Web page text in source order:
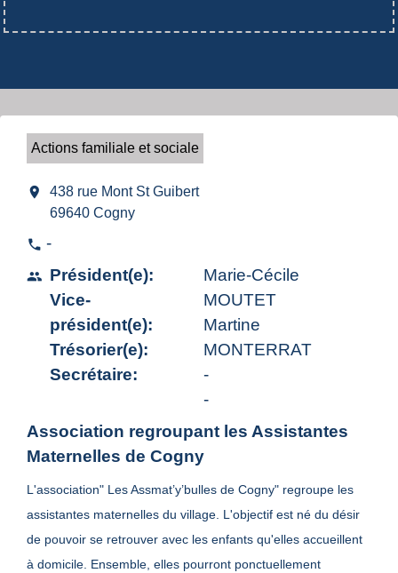
Actions familiale et sociale
location_on
438 rue Mont St Guibert
69640 Cogny
phone -
people Président(e):
Vice-
président(e):
Trésorier(e):
Secrétaire:
Marie-Cécile
MOUTET
Martine
MONTERRAT
-
-
Association regroupant les Assistantes
Maternelles de Cogny
L'association" Les Assmat’y’bulles de Cogny" regroupe les
assistantes maternelles du village. L'objectif est né du désir
de pouvoir se retrouver avec les enfants qu'elles accueillent
à domicile. Ensemble, elles pourront ponctuellement